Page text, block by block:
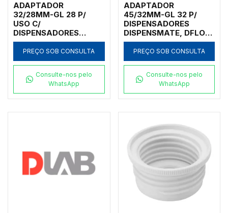
ADAPTADOR
32/28MM-GL 28 P/
USO C/
DISPENSADORES
DISPENSMATE
PREÇO SOB CONSULTA
Consulte-nos pelo
WhatsApp
ADAPTADOR
45/32MM-GL 32 P/
DISPENSADORES
DISPENSMATE, DFLOW
E DTRITE
PREÇO SOB CONSULTA
Consulte-nos pelo
WhatsApp